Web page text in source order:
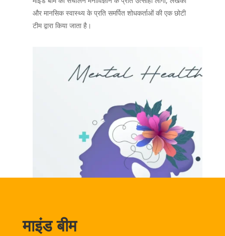
और मानसिक स्वास्थ्य के प्रति समर्पित शोधकर्ताओं की एक छोटी
टीम द्वारा किया जाता है।
माइंड बीम